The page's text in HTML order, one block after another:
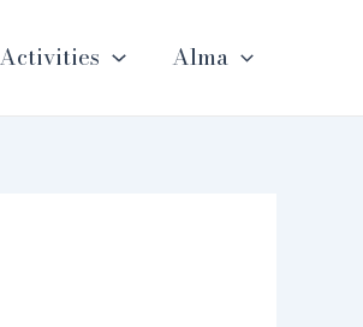
Activities Alma